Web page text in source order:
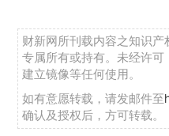
财新网所刊载内容之知识
专属所有或持有。未经许
建立镜像等任何使用。
如有意愿转载，请发邮件至
确认及授权后，方可转载。